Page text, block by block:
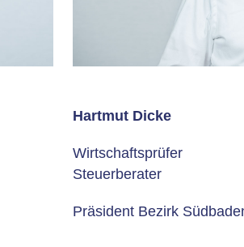
Hartmut Dicke
Wirtschaftsprüfer
Steuerberater
Präsident Bezirk